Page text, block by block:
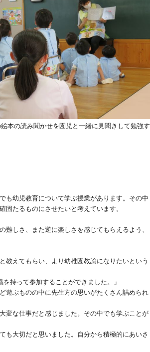
本の読み聞かせを園児と一緒に見聞きして勉強す
も幼児教育について学ぶ授業があります。その中
たるものにさせたいと考えています。
しさ、また逆に楽しさを感じてもらえるよう、
教えてもらい、より幼稚園教諭になりたいという
持って参加することができました。」
遊ぶものの中に先生方の思いがたくさん詰められ
変な仕事だと感じました。その中でも学ぶことが
も大切だと思いました。自分から積極的にあいさ